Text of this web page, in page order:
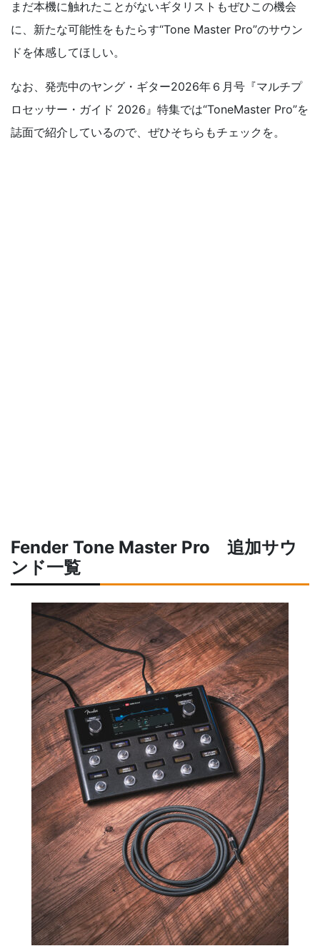
まだ本機に触れたことがないギタリストもぜひこの機会
に、新たな可能性をもたらす“Tone Master Pro”のサウン
ドを体感してほしい。
なお、発売中のヤング・ギター2026年６月号『マルチプ
ロセッサー・ガイド 2026』特集では“ToneMaster Pro”を
誌面で紹介しているので、ぜひそちらもチェックを。
Fender Tone Master Pro 追加サウ
ンド一覧